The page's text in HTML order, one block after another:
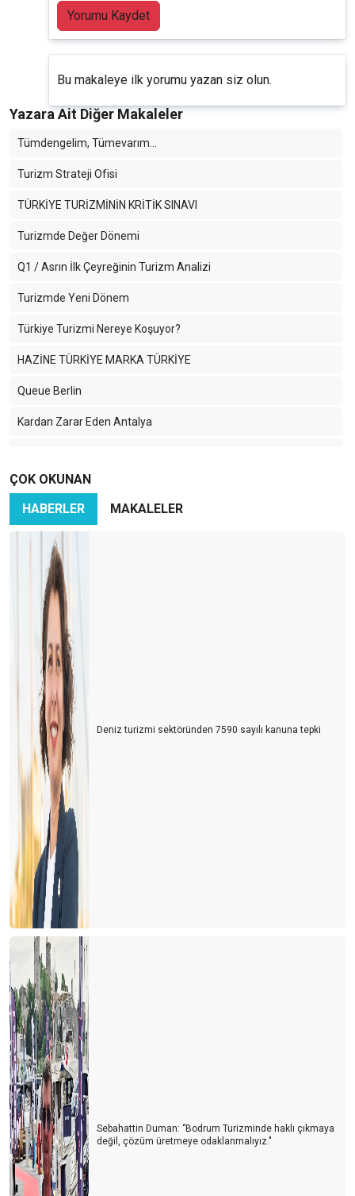
Yorumu Kaydet
Bu makaleye ilk yorumu yazan siz olun.
Yazara Ait Diğer Makaleler
Tümdengelim, Tümevarım…
Turizm Strateji Ofisi
TÜRKİYE TURİZMİNİN KRİTİK SINAVI
Turizmde Değer Dönemi
Q1 / Asrın İlk Çeyreğinin Turizm Analizi
Turizmde Yeni Dönem
Türkiye Turizmi Nereye Koşuyor?
HAZİNE TÜRKİYE MARKA TÜRKİYE
Queue Berlin
Kardan Zarar Eden Antalya
2024 Turizm Yılı Beklentileri ve Turizmde Gelecek.
Tüm bunlara Hazır mıyız ?
Turizmde Yeni Dönemin İlk Sinyalleri
TÜRKİYE UCUZ MU PAHALI MI ?
2023 yılında Antalya’ya farklı bir perspektif katacak C o s m o s
1982 - 2023 TURİZMDE YENİ BİR DÖNEME DOĞRU
Küresel turizmde Türkiye analizi
Konaklama vergisi nasıl uygulanmalı?
Turizm 4.0 – Turist 5.0
Turizmde geleceğin anahtar kelimesi Denge
Turizmde taban fiyat politikası
Ç E L İ K P A L A S
KONSEPT
Gastronomide Gelişmeler
PALMİYE
Bardağın Dolu Tarafı
Turizm. Salgın. Savaş. Barış. Umut. Gelecek
Muhteşem turizm rezervlerimizle Marka destinasyonlar
yaratmamız mümkün
Türkiye'nin turizm kapsamında marka yaratabilme potansiyeli
çok yüksek
Otelcilikte Markalaşma Süreci - 4 Kalitedeki seviye markanın
temelini sağlamlaştırır
Otelcilikte Markalaşma Süreci - 3
Otelcilikte Markalaşma Süreci - 2
ÇOK OKUNAN
HABERLER
MAKALELER
Deniz turizmi sektöründen 7590 sayılı kanuna tepki
Sebahattin Duman: ‘’Bodrum Turizminde haklı çıkmaya
değil, çözüm üretmeye odaklanmalıyız."